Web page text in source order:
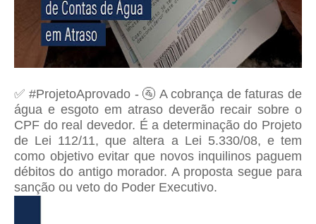
✅ #ProjetoAprovado - 🚰 A cobrança de faturas de
água e esgoto em atraso deverão recair sobre o
CPF do real devedor. É a determinação do Projeto
de Lei 112/11, que altera a Lei 5.330/08, e tem
como objetivo evitar que novos inquilinos paguem
débitos do antigo morador. A proposta segue para
sanção ou veto do Poder Executivo.